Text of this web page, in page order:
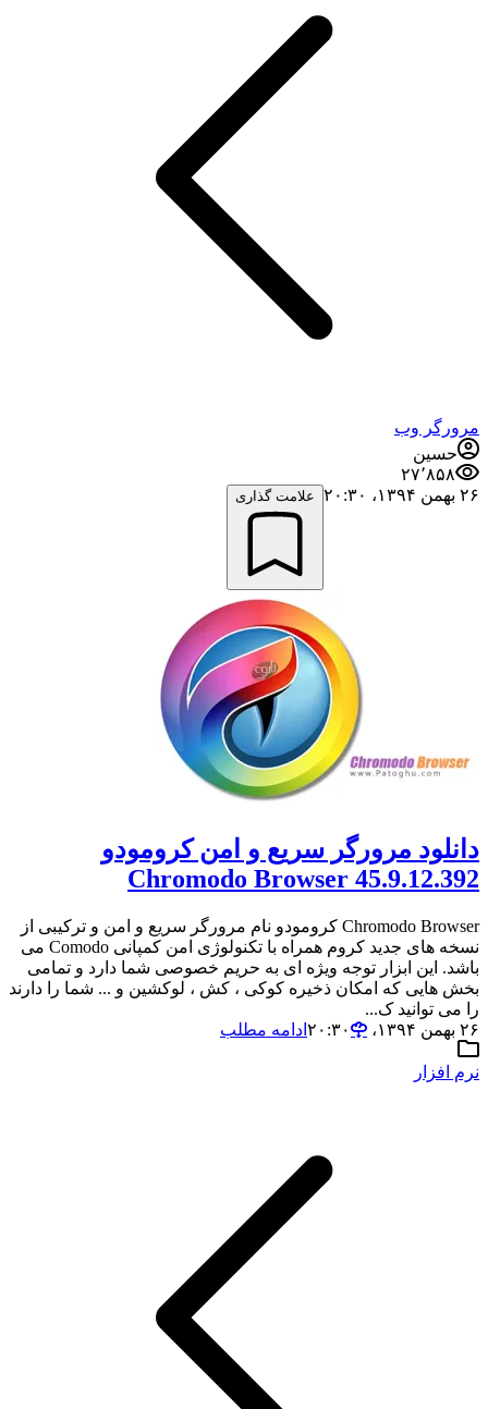
مرورگر وب
حسین
۲۷٬۸۵۸
۲۶ بهمن ۱۳۹۴،‏ ۲۰:۳۰
علامت گذاری
دانلود مرورگر سریع و امن کرومودو
Chromodo Browser 45.9.12.392
Chromodo Browser کرومودو نام مرورگر سریع و امن و ترکیبی از
نسخه های جدید کروم همراه با تکنولوژی امن کمپانی Comodo می
باشد. این ابزار توجه ویژه ای به حریم خصوصی شما دارد و تمامی
بخش هایی که امکان ذخیره کوکی ، کش ، لوکشین و ... شما را دارند
را می توانید ک...
۲۶ بهمن ۱۳۹۴،‏ ۲۰:۳۰
ادامه مطلب
نرم افزار